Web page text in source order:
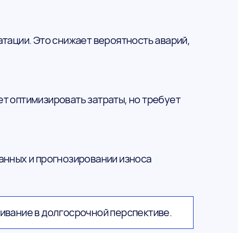
Это снижает вероятность аварий,
оптимизировать затраты, но требует
и прогнозировании износа
в долгосрочной перспективе.